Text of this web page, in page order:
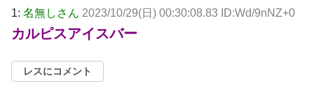
1: 名無しさん 2023/10/29(日) 00:30:08.83 ID:Wd/9nNZ+0
カルピスアイスバー
レスにコメント